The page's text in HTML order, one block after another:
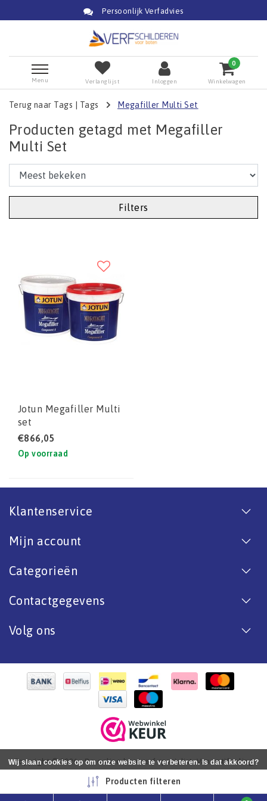
Persoonlijk Verfadvies
Menu Verlanglijst Inloggen
0
Winkelwagen
Terug naar Tags Tags Megafiller Multi Set
Producten getagd met Megafiller
Multi Set
Filters
Jotun Megafiller Multi
set
€866,05
Op voorraad
Klantenservice
Mijn account
Categorieën
Contactgegevens
Volg ons
Copyright © 2026 - De online bootverf specialist. Van antifouling
tot aflak. - All rights reserved - RealizationInStijl Media
Producten filteren
Wij slaan cookies op om onze website te verbeteren. Is dat akkoord?
Nee Meer over cookies »